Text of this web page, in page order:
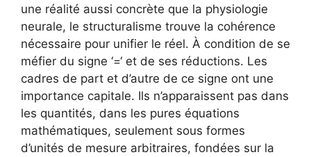
une réalité aussi concrète que la physiologie
neurale, le structuralisme trouve la cohérence
nécessaire pour unifier le réel. À condition de se
méfier du signe ‘=‘ et de ses réductions. Les
cadres de part et d’autre de ce signe ont une
importance capitale. Ils n’apparaissent pas dans
les quantités, dans les pures équations
mathématiques, seulement sous formes
d’unités de mesure arbitraires, fondées sur la